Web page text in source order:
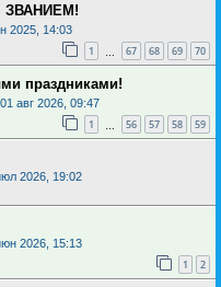
ЗВАНИЕМ!
2025, 14:03
1 67 68 69 70
праздниками!
01 авг 2026, 09:47
1 56 57 58 59
2026, 19:02
2026, 15:13
1 2